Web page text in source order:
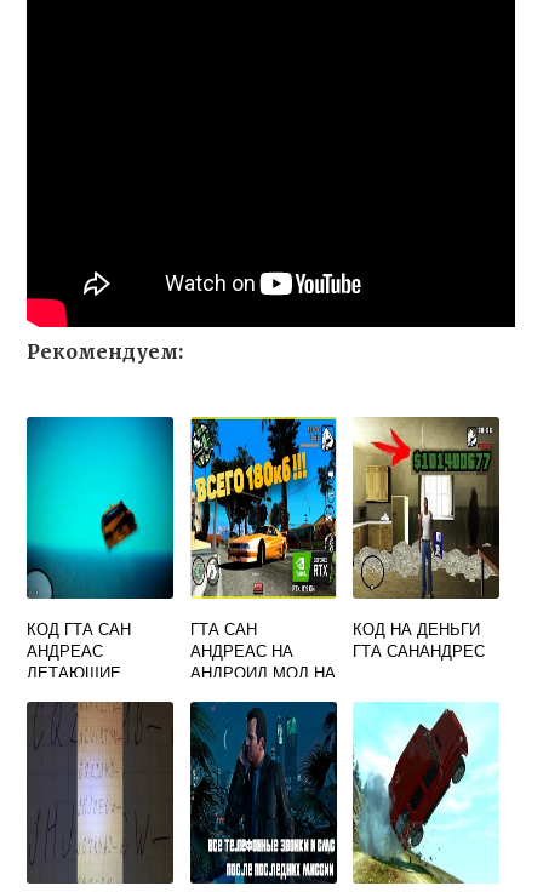
Рекомендуем:
КОД ГТА САН
АНДРЕАС
ЛЕТАЮЩИЕ
ГТА САН
АНДРЕАС НА
АНДРОИД МОД НА
КОД НА ДЕНЬГИ
ГТА САНАНДРЕС